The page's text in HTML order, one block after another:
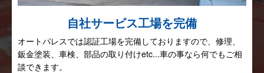
自社サービス工場を完備
オートパレスでは認証工場を完備しておりますので、修理、
鈑金塗装、車検、部品の取り付けetc...車の事なら何でもご相
談できます。